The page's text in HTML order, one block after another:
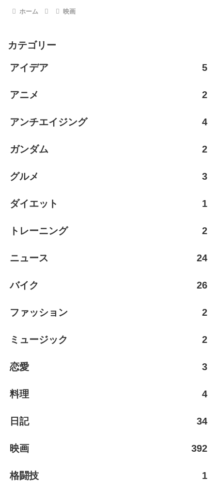
ホーム 映画
カテゴリー
アイデア 5
アニメ 2
アンチエイジング 4
ガンダム 2
グルメ 3
ダイエット 1
トレーニング 2
ニュース 24
バイク 26
ファッション 2
ミュージック 2
恋愛 3
料理 4
日記 34
映画 392
格闘技 1